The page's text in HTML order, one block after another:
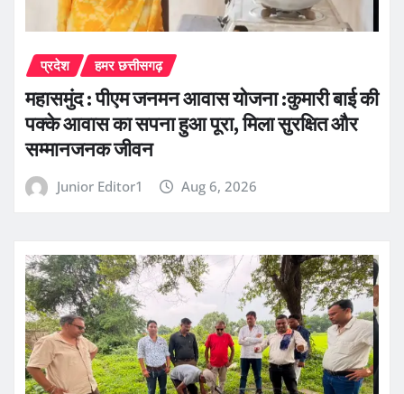
प्रदेश हमर छत्तीसगढ़
महासमुंद : पीएम जनमन आवास योजना :कुमारी बाई की
पक्के आवास का सपना हुआ पूरा, मिला सुरक्षित और
सम्मानजनक जीवन
Junior Editor1 Aug 6, 2026